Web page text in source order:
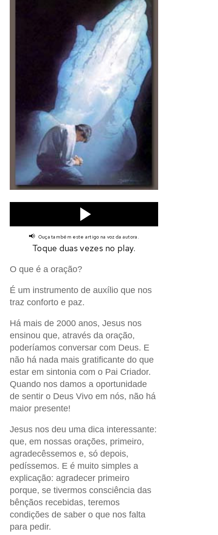
📢 Ouça também este artigo na voz da autora.
Toque duas vezes no play.
O que é a oração?
É um instrumento de auxílio que nos
traz conforto e paz.
Há mais de 2000 anos, Jesus nos
ensinou que, através da oração,
poderíamos conversar com Deus. E
não há nada mais gratificante do que
estar em sintonia com o Pai Criador.
Quando nos damos a oportunidade
de sentir o Deus Vivo em nós, não há
maior presente!
Jesus nos deu uma dica interessante:
que, em nossas orações, primeiro,
agradecêssemos e, só depois,
pedíssemos. E é muito simples a
explicação: agradecer primeiro
porque, se tivermos consciência das
bênçãos recebidas, teremos
condições de saber o que nos falta
para pedir.